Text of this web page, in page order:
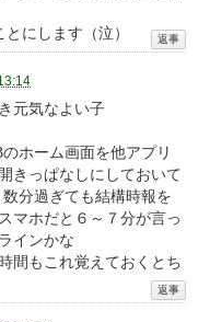
にします（泣）
元気なよい子
ホーム画面を他アプリ
きっぱなしにしておいて
分過ぎても結構時報を
マホだと６～７分が言っ
インかな
間もこれ覚えておくとち